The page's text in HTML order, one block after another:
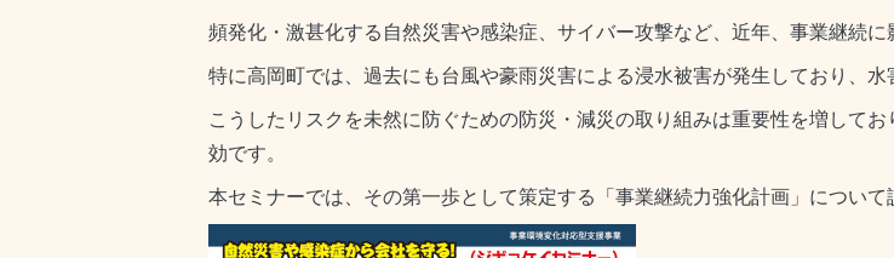
頻発化・激甚化する自然災害や感染症、サイバー攻撃など、近年、事業継続に
特に高岡町では、過去にも台風や豪雨災害による浸水被害が発生しており、水
こうしたリスクを未然に防ぐための防災・減災の取り組みは重要性を増して
効です。
本セミナーでは、その第一歩として策定する「事業継続力強化計画」について